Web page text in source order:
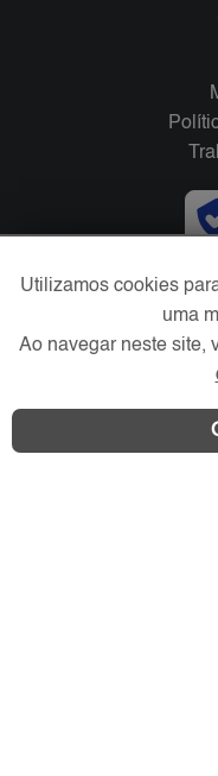
Utilizamos cookies
uma
Ao navegar neste site,